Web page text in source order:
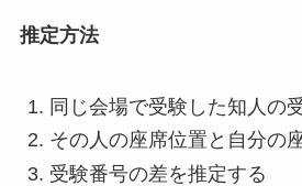
推定方法
同じ会場で受験した知人の
その人の座席位置と自分の
受験番号の差を推定する